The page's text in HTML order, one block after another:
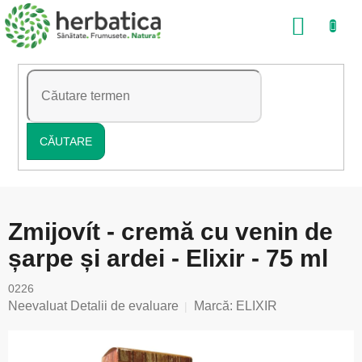
Treci
la
conținut
CĂUTARE
COŞ
Zmijovít - cremă cu venin de
șarpe și ardei - Elixir - 75 ml
0226
Evaluarea
Neevaluat Detalii de evaluare Marcă: ELIXIR